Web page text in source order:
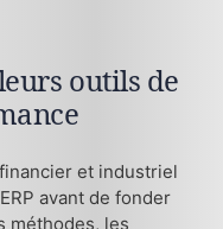
outils de
et industriel
avant de fonder
méthodes, les